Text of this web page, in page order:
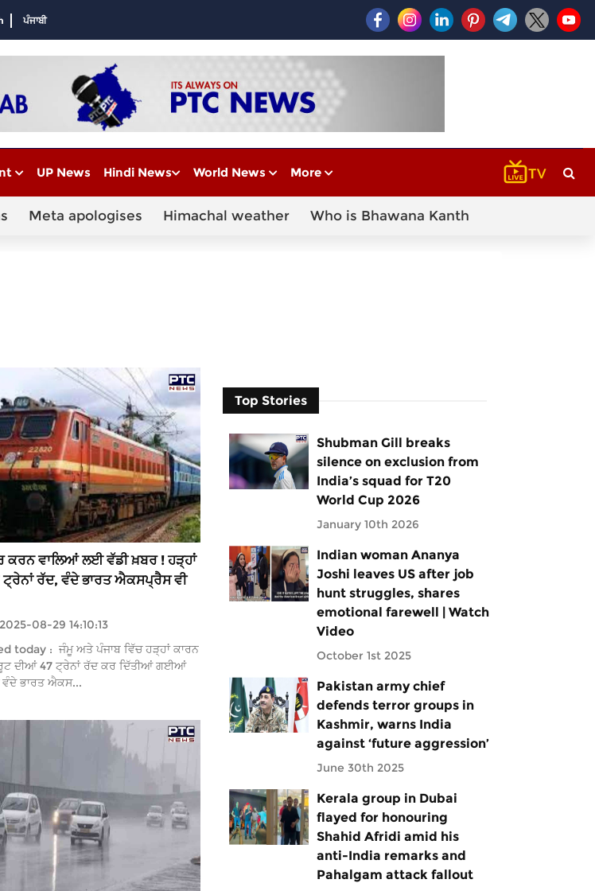
ਪੰਜਾਬੀ
UP News Hindi News World News More
Meta apologises Himachal weather Who is Bhawana Kanth
ਕਰਨ ਵਾਲਿਆਂ ਲਈ ਵੱਡੀ ਖ਼ਬਰ ! ਹੜ੍ਹਾਂ
ਰੱਦ, ਵੰਦੇ ਭਾਰਤ ਐਕਸਪ੍ਰੈਸ ਵੀ
2025-08-29 14:10:13
today : ਜੰਮੂ ਅਤੇ ਪੰਜਾਬ ਵਿੱਚ ਹੜ੍ਹਾਂ ਕਾਰਨ
ਦੀਆਂ 47 ਟ੍ਰੇਨਾਂ ਰੱਦ ਕਰ ਦਿੱਤੀਆਂ ਗਈਆਂ
ਭਾਰਤ ਐਕਸ...
Top Stories
Shubman Gill breaks
silence on exclusion from
India’s squad for T20
World Cup 2026
January 10th 2026
Indian woman Ananya
Joshi leaves US after job
hunt struggles, shares
emotional farewell | Watch
Video
October 1st 2025
Pakistan army chief
defends terror groups in
Kashmir, warns India
against ‘future aggression’
June 30th 2025
Kerala group in Dubai
flayed for honouring
Shahid Afridi amid his
anti-India remarks and
Pahalgam attack fallout